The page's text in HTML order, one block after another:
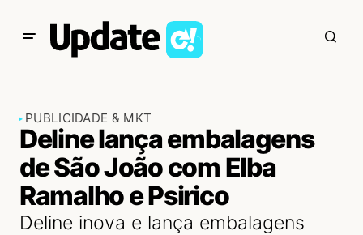
PUBLICIDADE & MKT
Deline lança embalagens
de São João com Elba
Ramalho e Psirico
Deline inova e lança embalagens